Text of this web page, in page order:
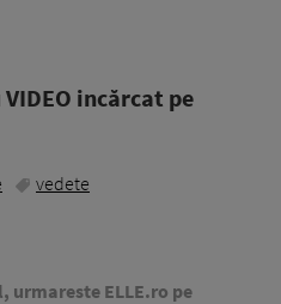
incărcat pe
vedete
urmareste ELLE.ro pe